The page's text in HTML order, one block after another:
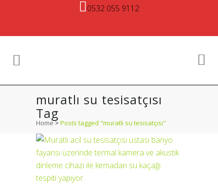
0532 055 9112
muratlı su tesisatçısı
Tag
Home> Posts tagged "muratlı su tesisatçısı"